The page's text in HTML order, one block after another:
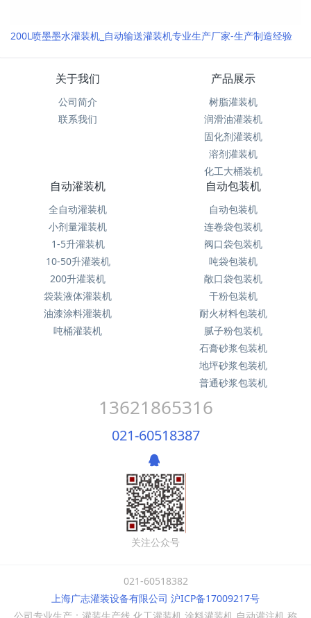
200L喷墨墨水灌装机_自动输送灌装机专业生产厂家-生产制造经验
关于我们
公司简介
联系我们
产品展示
树脂灌装机
润滑油灌装机
固化剂灌装机
溶剂灌装机
化工大桶装机
自动灌装机
全自动灌装机
小剂量灌装机
1-5升灌装机
10-50升灌装机
200升灌装机
袋装液体灌装机
油漆涂料灌装机
吨桶灌装机
自动包装机
自动包装机
连卷袋包装机
阀口袋包装机
吨袋包装机
敞口袋包装机
干粉包装机
耐火材料包装机
腻子粉包装机
石膏砂浆包装机
地坪砂浆包装机
普通砂浆包装机
13621865316
021-60518387
关注公众号
021-60518382
上海广志灌装设备有限公司 沪ICP备17009217号